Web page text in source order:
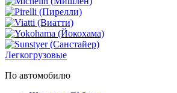
Легкогрузовые
По автомобилю